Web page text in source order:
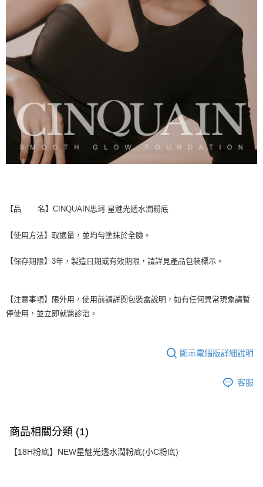
【品 名】 CINQUAIN思珂 星魅光透水潤粉底
【使用方法】取適量，並均勻塗抹於全臉。
【保存期限】 3年，製造日期或有效期限，請詳見產品包裝標示。
【注意事項】限外用，使用前請詳閱包裝盒說明，如有任何異常現象請暫
停使用，並立即就醫診治。
顯示電腦版詳細說明
客服
商品相關分類 (1)
【18H粉底】NEW星魅光透水潤粉底(小C粉底)